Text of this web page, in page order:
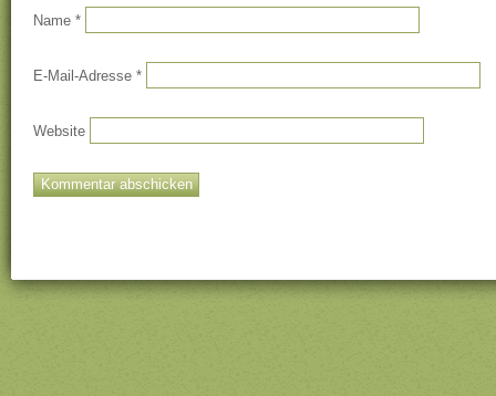
Name *
E-Mail-Adresse *
Website